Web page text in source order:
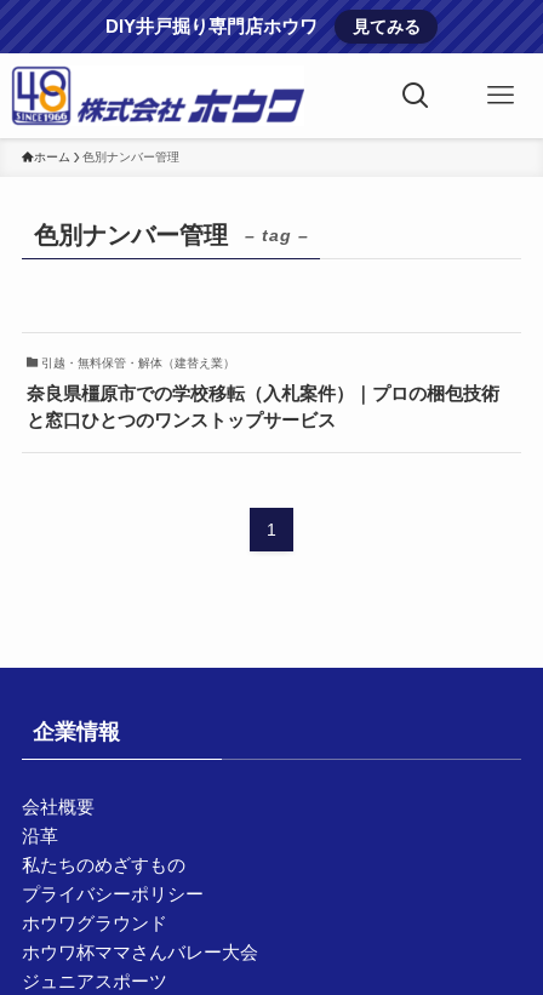
DIY井戸掘り専門店ホウワ 見てみる
ホーム 色別ナンバー管理
色別ナンバー管理 – tag –
引越・無料保管・解体（建替え業）
奈良県橿原市での学校移転（入札案件）｜プロの梱包技術
と窓口ひとつのワンストップサービス
1
企業情報
会社概要
沿革
私たちのめざすもの
プライバシーポリシー
ホウワグラウンド
ホウワ杯ママさんバレー大会
ジュニアスポーツ